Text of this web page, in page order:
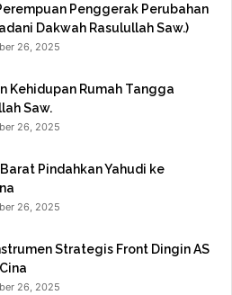
Penggerak Perubahan
Dakwah Rasulullah Saw.)
26, 2025
Kehidupan Rumah Tangga
Saw.
26, 2025
Pindahkan Yahudi ke
26, 2025
Strategis Front Dingin AS
26, 2025